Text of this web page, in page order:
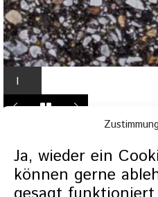
Ja, wieder ein
können gerne
I
n
g
h
t